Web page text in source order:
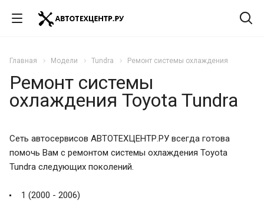
Главная Модели Tundra Ремонт системы охлаждения
Ремонт системы
охлаждения Toyota Tundra
Сеть автосервисов АВТОТЕХЦЕНТР.РУ всегда готова
помочь Вам с ремонтом системы охлаждения Toyota
Tundra следующих поколений.
1 (2000 - 2006)